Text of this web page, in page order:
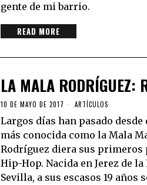
gente de mi barrio.
READ MORE
LA MALA RODRÍGUEZ:
10 DE MAYO DE 2017 ARTÍCULOS
Largos días han pasado
más conocida como la Mala
Rodríguez diera sus primeros
Hip-Hop. Nacida en Jerez de
Sevilla, a sus escasos 19 años